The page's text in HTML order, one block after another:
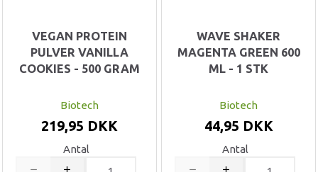
VEGAN PROTEIN
PULVER VANILLA
COOKIES - 500 GRAM
Biotech
219,95 DKK
Antal
WAVE SHAKER
MAGENTA GREEN 600
ML - 1 STK
Biotech
44,95 DKK
Antal